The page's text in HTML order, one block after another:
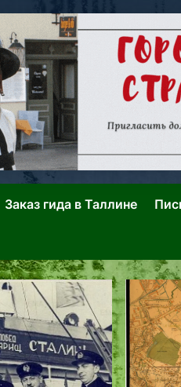
Заказ гида в Таллине